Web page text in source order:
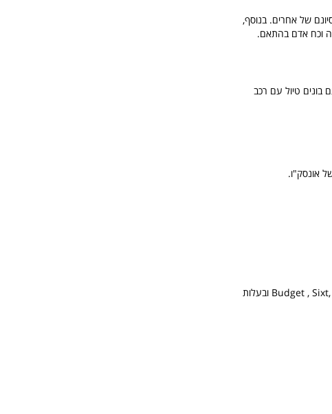
של אחרים. בנוסף,
וכח אדם בהתאם.
בונים טיול עם רכב
בפירנצה פועלות חברות השכרת הרכב הבינלאומיות: Budget , Sixt, Avis. Europcar, Alamo, Enterprise ובעלות